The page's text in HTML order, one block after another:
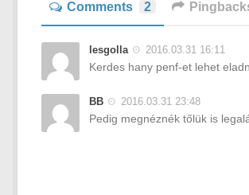
Comments 2
lesgolla 2016.03.31 16:11
Kerdes hany penf-et lehet
BB 2016.03.31 23:48
Pedig megnéznék tőlük is